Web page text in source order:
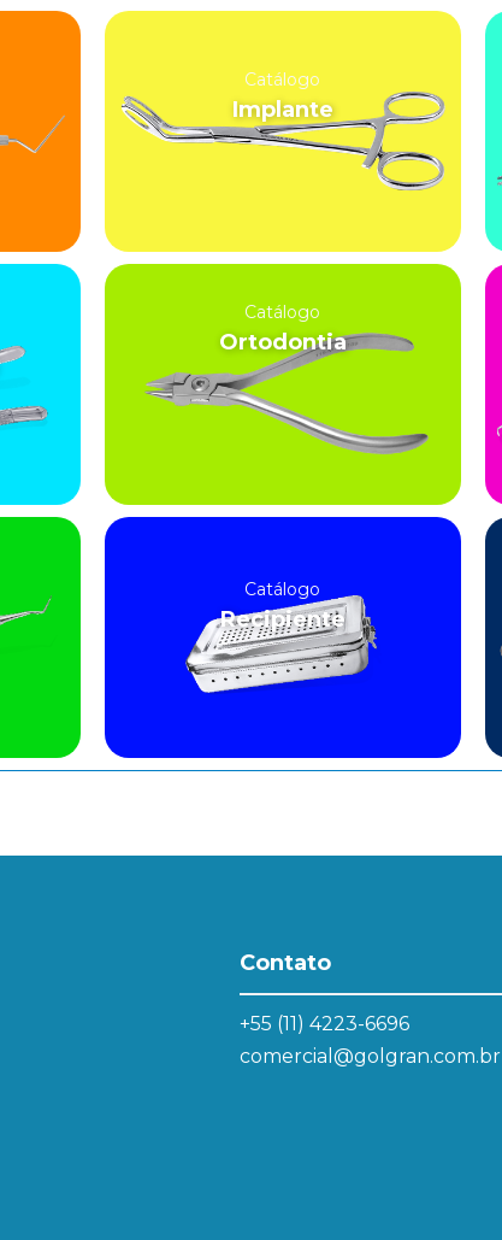
Catálogo
Implante
Catálogo
Ortodontia
Catálogo
Recipiente
Contato
+55 (11) 4223-6696
comercial@golgran.com.br